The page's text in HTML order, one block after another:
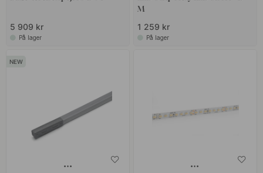
5 909 kr
På lager
M
1 259 kr
På lager